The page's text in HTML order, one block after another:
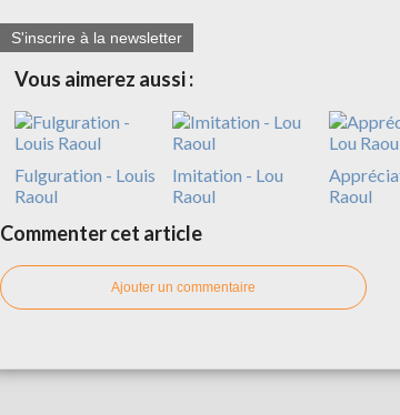
S'inscrire à la newsletter
Vous aimerez aussi :
Fulguration - Louis
Raoul
Imitation - Lou
Raoul
Raoul
Commenter cet article
Ajouter un commentaire